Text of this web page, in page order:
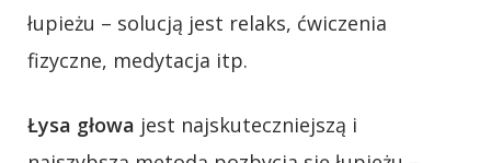
łupieżu – solucją jest relaks, ćwiczenia
fizyczne, medytacja itp.
Łysa głowa jest najskuteczniejszą i